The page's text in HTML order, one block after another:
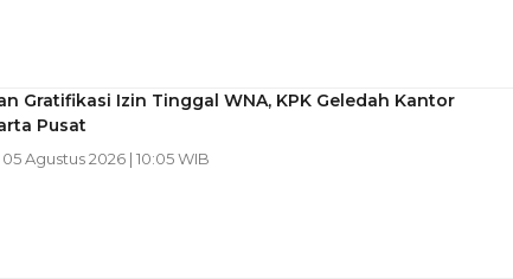
Gratifikasi Izin Tinggal WNA, KPK Geledah Kantor
Pusat
Agustus 2026 | 10:05 WIB